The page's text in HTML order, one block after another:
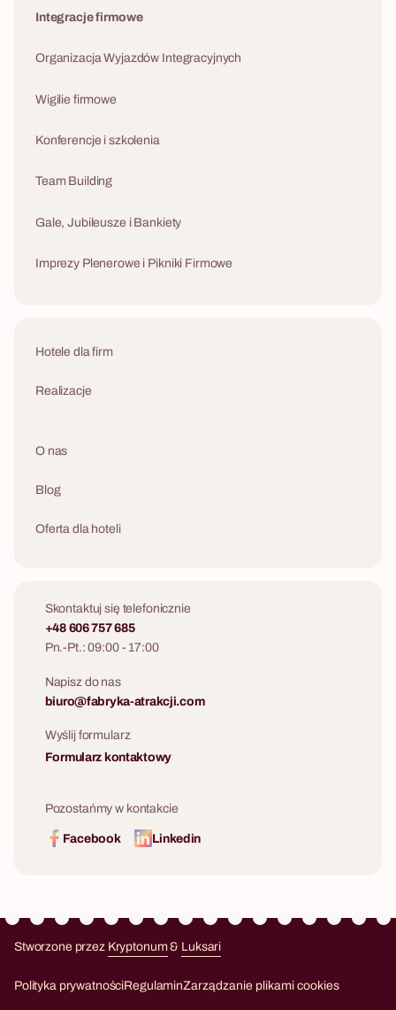
Integracje firmowe
Organizacja Wyjazdów Integracyjnych
Wigilie firmowe
Konferencje i szkolenia
Team Building
Gale, Jubileusze i Bankiety
Imprezy Plenerowe i Pikniki Firmowe
Hotele dla firm
Realizacje
O nas
Blog
Oferta dla hoteli
Skontaktuj się telefonicznie
+48 606 757 685
Pn.-Pt.: 09:00 - 17:00
Napisz do nas
biuro@fabryka-atrakcji.com
Wyślij formularz
Formularz kontaktowy
Pozostańmy w kontakcie
Facebook Linkedin
Stworzone przez Kryptonum& Luksari
Polityka prywatnościRegulaminZarządzanie plikami cookies